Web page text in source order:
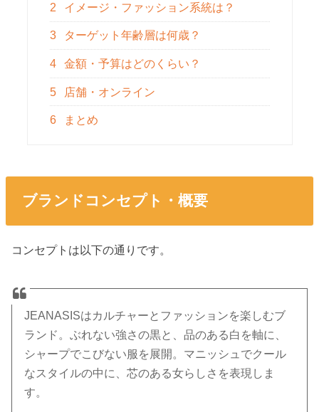
2 イメージ・ファッション系統は？
3 ターゲット年齢層は何歳？
4 金額・予算はどのくらい？
5 店舗・オンライン
6 まとめ
ブランドコンセプト・概要
コンセプトは以下の通りです。
JEANASISはカルチャーとファッションを楽しむブ
ランド。ぶれない強さの黒と、品のある白を軸に、
シャープでこびない服を展開。マニッシュでクール
なスタイルの中に、芯のある女らしさを表現しま
す。